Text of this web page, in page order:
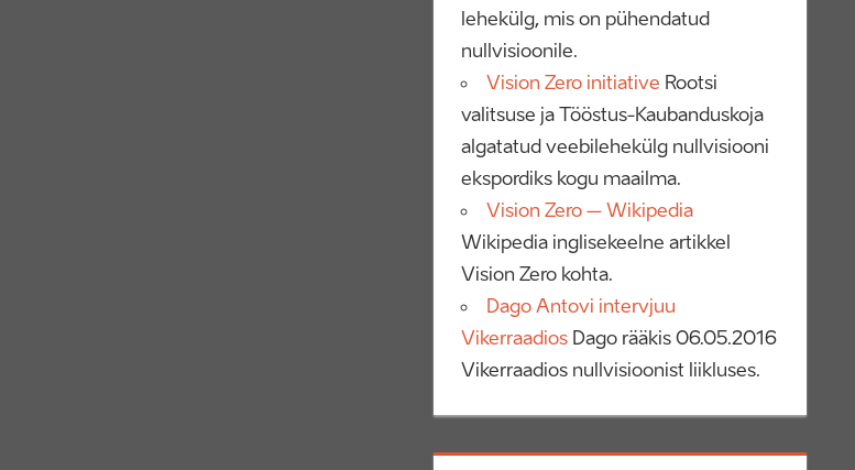
lehekülg, mis on pühendatud
nullvisioonile.
Vision Zero initiative Rootsi
valitsuse ja Tööstus-Kaubanduskoja
algatatud veebilehekülg nullvisiooni
ekspordiks kogu maailma.
Vision Zero – Wikipedia
Wikipedia inglisekeelne artikkel
Vision Zero kohta.
Dago Antovi intervjuu
Vikerraadios Dago rääkis 06.05.2016
Vikerraadios nullvisioonist liikluses.